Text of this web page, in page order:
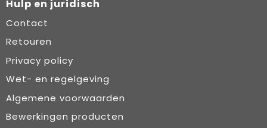
Hulp en juridisch
Contact
Retouren
Privacy policy
Wet- en regelgeving
Algemene voorwaarden
Bewerkingen producten